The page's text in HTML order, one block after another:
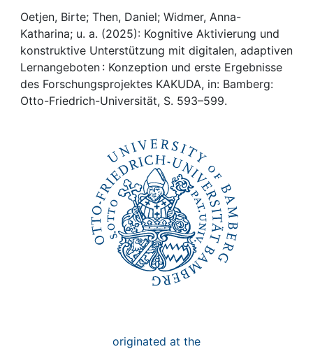
Help
Oetjen, Birte; Then, Daniel; Widmer, Anna-
Katharina; u. a. (2025): Kognitive Aktivierung und
konstruktive Unterstützung mit digitalen, adaptiven
Lernangeboten : Konzeption und erste Ergebnisse
des Forschungsprojektes KAKUDA, in: Bamberg:
Otto-Friedrich-Universität, S. 593–599.
originated at the